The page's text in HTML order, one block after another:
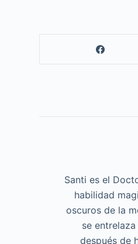
Santi es el
habilidad
oscuros de la
se
después de